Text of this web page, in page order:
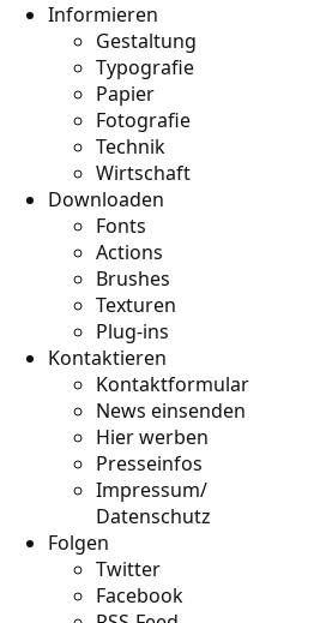
Informieren
Gestaltung
Typografie
Papier
Fotografie
Technik
Wirtschaft
Downloaden
Fonts
Actions
Brushes
Texturen
Plug-ins
Kontaktieren
Kontaktformular
News einsenden
Hier werben
Presseinfos
Impressum/
Datenschutz
Folgen
Twitter
Facebook